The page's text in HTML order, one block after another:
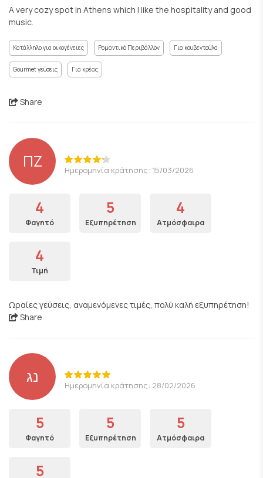
A very cozy spot in Athens which I like the hospitality and good
music.
Κατάλληλο για οικογένειες Ρομαντικό Περιβάλλον Για κουβεντούλα
Gourmet γεύσεις Για κρέας
Share
ΠΖ Ημερομηνία κράτησης: 15/03/2026
4
Φαγητό
5
Εξυπηρέτηση
4
Ατμόσφαιρα
4
Τιμή
Ωραίες γεύσεις, αναμενόμενες τιμές, πολύ καλή εξυπηρέτηση!
Share
נג Ημερομηνία κράτησης: 28/02/2026
5
Φαγητό
5
Εξυπηρέτηση
5
Ατμόσφαιρα
5